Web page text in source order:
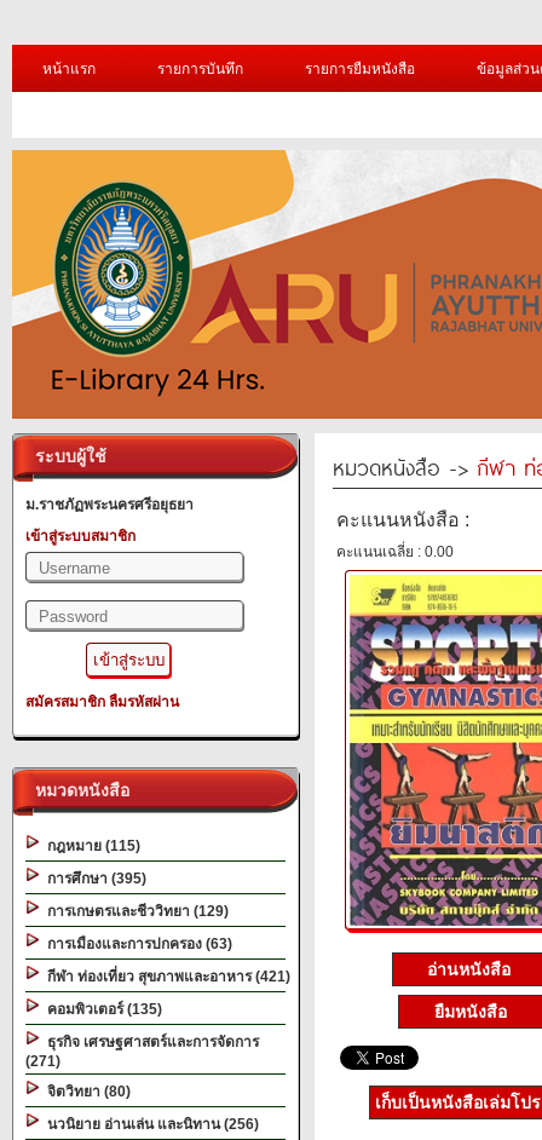
หน้าแรก รายการบันทึก รายการยืมหนังสือ ข้อมูลส่ว
ระบบผู้ใช้
ม.ราชภัฏพระนครศรีอยุธยา
เข้าสู่ระบบสมาชิก
สมัครสมาชิก ลืมรหัสผ่าน
หมวดหนังสือ
กฎหมาย (115)
การศึกษา (395)
การเกษตรและชีววิทยา (129)
การเมืองและการปกครอง (63)
กีฬา ท่องเที่ยว สุขภาพและอาหาร (421)
คอมพิวเตอร์ (135)
ธุรกิจ เศรษฐศาสตร์และการจัดการ
(271)
จิตวิทยา (80)
นวนิยาย อ่านเล่น และนิทาน (256)
หมวดหนังสือ -> กีฬา ท่
คะแนนหนังสือ :
คะแนนเฉลี่ย : 0.00
อ่านหนังสือ
ยืมหนังสือ
เก็บเป็นหนังสือเล่มโป